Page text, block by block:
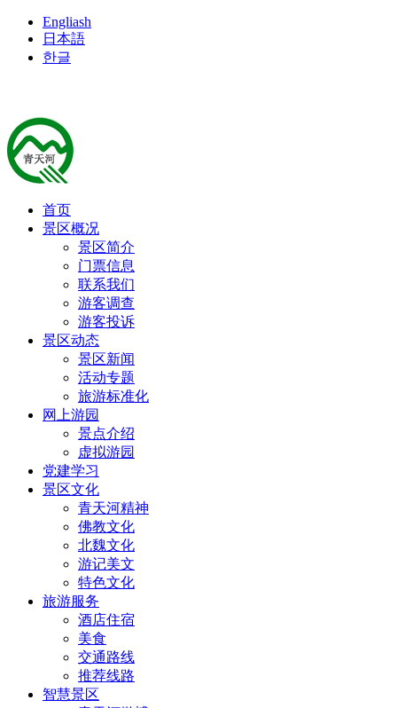
Engliash
日本語
한글
首页
景区概况
景区简介
门票信息
联系我们
游客调查
游客投诉
景区动态
景区新闻
活动专题
旅游标准化
网上游园
景点介绍
虚拟游园
党建学习
景区文化
青天河精神
佛教文化
北魏文化
游记美文
特色文化
旅游服务
酒店住宿
美食
交通路线
推荐线路
智慧景区